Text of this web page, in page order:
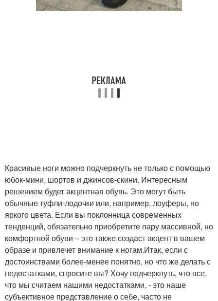
Красивые ноги можно подчеркнуть не только с помощью
юбок-мини, шортов и джинсов-скини. Интересным
решением будет акцентная обувь. Это могут быть
обычные туфли-лодочки или, например, лоуферы, но
яркого цвета. Если вы поклонница современных
тенденций, обязательно приобретите пару массивной, но
комфортной обуви – это также создаст акцент в вашем
образе и привлечет внимание к ногам.Итак, если с
достоинствами более-менее понятно, но что же делать с
недостатками, спросите вы? Хочу подчеркнуть, что все,
что мы считаем нашими недостатками, - это наше
субъективное представление о себе, часто не